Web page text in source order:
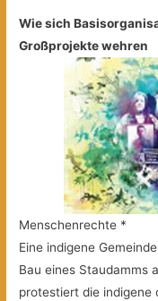
Wie sich
Großprojekte wehren
Menschenrechte *
Eine indigene
Bau eines Staudamms
protestiert die indigene